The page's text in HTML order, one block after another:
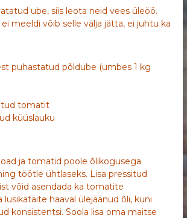
ube, siis leota neid vees üleöö.
meeldi võib selle välja jätta, ei juhtu ka
puhastatud põldube (umbes 1 kg
tomatit
küüslauku
ja tomatid poole õlikogusega
töötle ühtlaseks. Lisa pressitud
võid asendada ka tomatite
lusikatäite haaval ülejäänud õli, kuni
konsistentsi. Soola lisa oma maitse